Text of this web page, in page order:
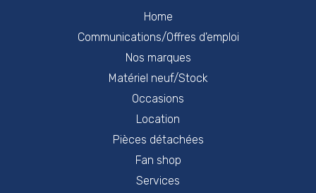
Home
Communications/Offres d'emploi
Nos marques
Matériel neuf/Stock
Occasions
Location
Pièces détachées
Fan shop
Services